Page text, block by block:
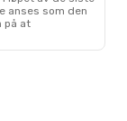
anses som den
på at